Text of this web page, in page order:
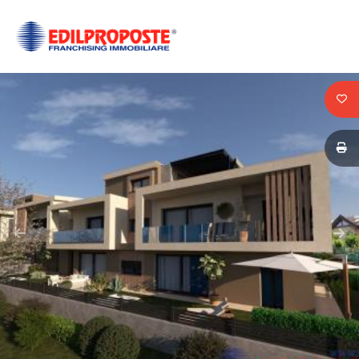
HOME
CHI
SIAMO
VENDITA
AFFITTO
ACQUISIZIONE
Codice
Contratto
Vendita
Affitto
Scegli
dove